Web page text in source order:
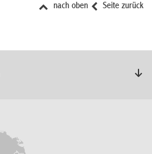
Seite zurück
nach oben